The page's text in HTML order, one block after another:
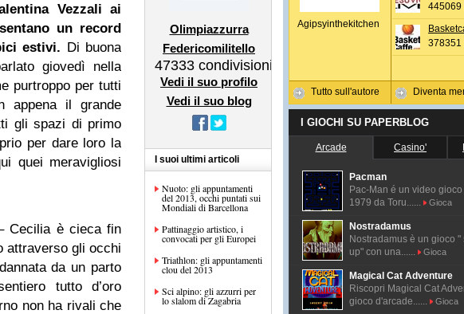
Vezzali ai
un record
estivi. Di buona
giovedì nella
purtroppo per tutti
appena il grande
gli spazi di primo
per dare loro la
quei meravigliosi
Cecilia è cieca fin
attraverso gli occhi
da un parto
tutto d’oro
non ha rivali che
Olimpiazzurra
Federicomilitello
47333 condivisioni
Vedi il suo profilo
Vedi il suo blog
I suoi ultimi articoli
Nuoto: gli appuntamenti
del 2013, occhi puntati sui
Mondiali di Barcellona
Pattinaggio artistico, i
convocati per gli Europei
Triathlon: gli appuntamenti
clou del 2013
Sci alpino: gli azzurri per
lo slalom di Zagabria
Agipsyinthekitchen
Tutto sull'autore
445069
378351
Diventa
I GIOCHI SU PAPERBLOG
Arcade Casino'
Pacman
Pac-Man é un video gioco
1979 da Toru......
Gioca
Nostradamus
Nostradamus è un gioco "
up" con una......
Gioca
Magical Cat Adventure
Riscopri Magical Cat
gioco d'arcade......
Gioca